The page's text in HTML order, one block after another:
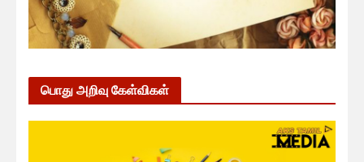
பொது அறிவு கேள்விகள்